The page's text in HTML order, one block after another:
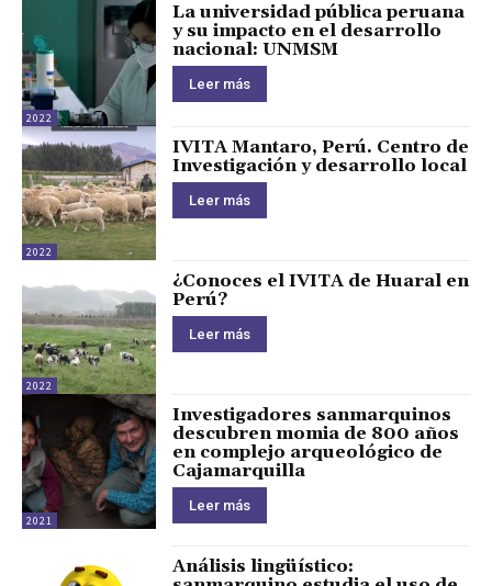
2022
La universidad pública peruana
y su impacto en el desarrollo
nacional: UNMSM
Leer más
2022
IVITA Mantaro, Perú. Centro de
Investigación y desarrollo local
Leer más
2022
¿Conoces el IVITA de Huaral en
Perú?
Leer más
2021
Investigadores sanmarquinos
descubren momia de 800 años
en complejo arqueológico de
Cajamarquilla
Leer más
Análisis lingüístico: